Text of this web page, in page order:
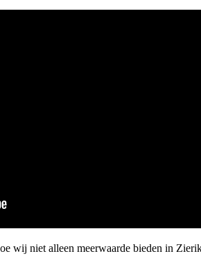
wij niet alleen meerwaarde bieden in